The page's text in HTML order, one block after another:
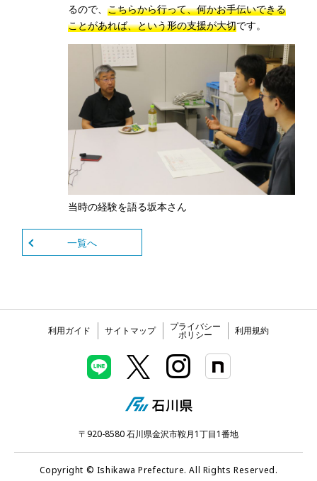
るので、こちらから行って、何かお手伝いできる
ことがあれば、という形の支援が大切です。
当時の経験を語る坂本さん
一覧へ
〒920-8580 石川県金沢市鞍月1丁目1番地
利用ガイド サイトマップ プライバシー
ポリシー 利用規約
Copyright © Ishikawa Prefecture. All Rights Reserved.